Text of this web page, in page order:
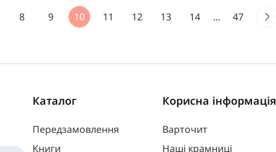
8 9 10 11 12 13 14 ... 47
Каталог
Передзамовлення
Книги
Корисна інформація
Варточит
Наші крамниці